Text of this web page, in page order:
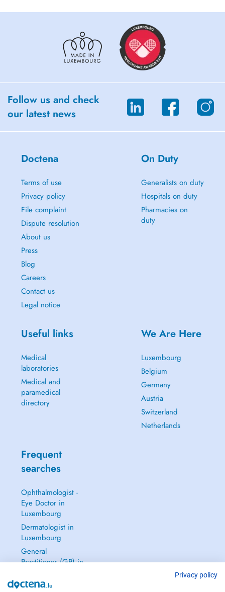
Follow us and check
our latest news
Doctena
Terms of use
Privacy policy
File complaint
Dispute resolution
About us
Press
Blog
Careers
Contact us
Legal notice
On Duty
Generalists on duty
Hospitals on duty
Pharmacies on
duty
Useful links
Medical
laboratories
Medical and
paramedical
directory
We Are Here
Luxembourg
Belgium
Germany
Austria
Switzerland
Netherlands
Frequent
searches
Ophthalmologist -
Eye Doctor in
Luxembourg
Dermatologist in
Luxembourg
General
Practitioner (GP) in
Gynecologist in
Privacy policy